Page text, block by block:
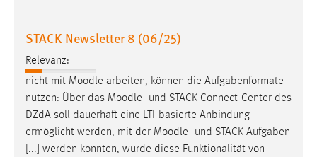
STACK Newsletter 8 (06/25)
Relevanz:
nicht mit Moodle arbeiten, können die Aufgabenformate
nutzen: Über das Moodle- und STACK-Connect-Center des
DZdA soll dauerhaft eine LTI-basierte Anbindung
ermöglicht werden, mit der Moodle- und STACK-Aufgaben
[...] werden konnten, wurde diese Funktionalität von